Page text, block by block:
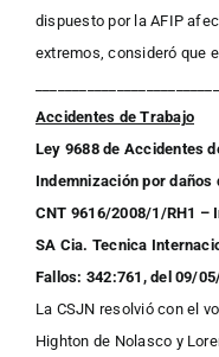
dispuesto por la AFIP
extremos, consideró que
Accidentes de Trabajo
Ley 9688 de Accidentes
Indemnización por daños
CNT 9616/2008/1/RH1 –
SA Cia. Tecnica
Fallos: 342:761, del 09/
La CSJN resolvió con el
Highton de Nolasco y